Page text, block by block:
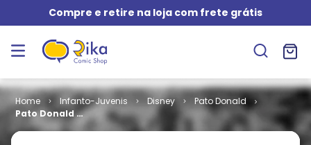
Compre e retire na loja com frete grátis
Infanto-Juvenis Disney
Pato Donald
Pato Donald #
2416